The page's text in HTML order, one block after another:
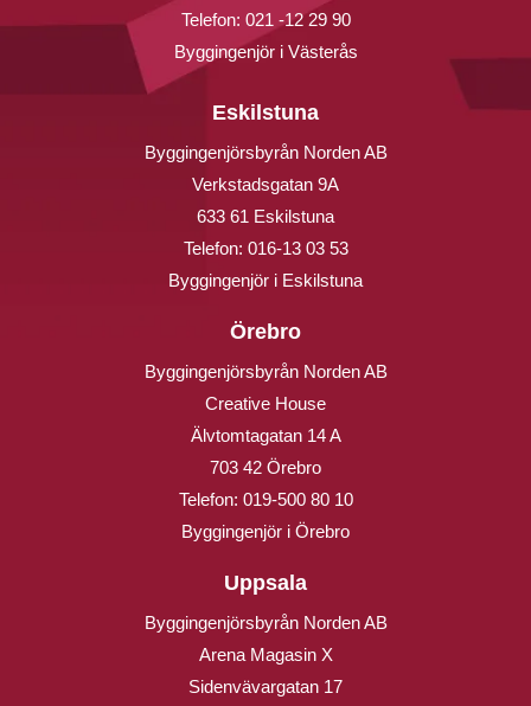
Telefon: 021 -12 29 90
Byggingenjör i Västerås
Eskilstuna
Byggingenjörsbyrån Norden AB
Verkstadsgatan 9A
633 61 Eskilstuna
Telefon: 016-13 03 53
Byggingenjör i Eskilstuna
Örebro
Byggingenjörsbyrån Norden AB
Creative House
Älvtomtagatan 14 A
703 42 Örebro
Telefon: 019-500 80 10
Byggingenjör i Örebro
Uppsala
Byggingenjörsbyrån Norden AB
Arena Magasin X
Sidenvävargatan 17